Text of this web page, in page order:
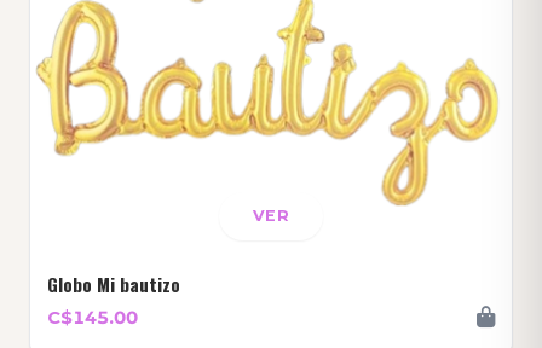
VER
Globo Mi bautizo
C$145.00